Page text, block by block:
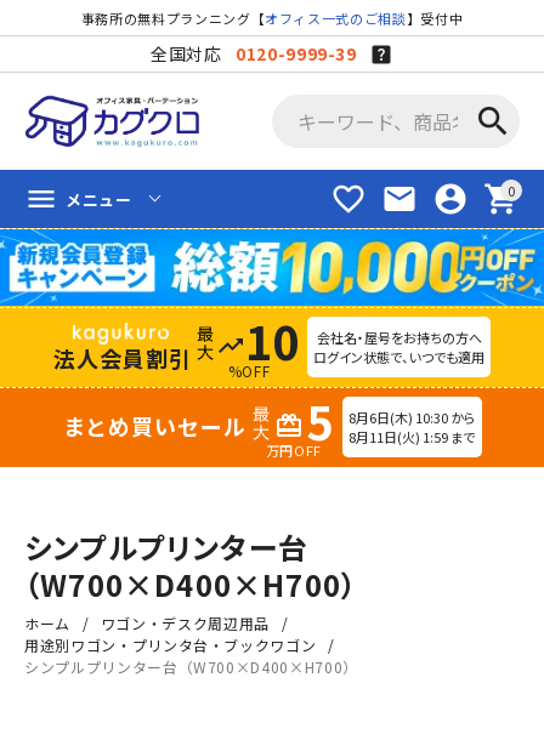
事務所の無料プランニング【オフィス一式のご相談】受付中
全国対応 0120-9999-39
search
favorite_border mail account_circle shopping_cart
menu メニュー
法人会員割引 trending_up 10
%OFF
会社名・屋号をお持ちの方へ
ログイン状態で、いつでも適用
まとめ買いセール redeem 5
万円OFF
8月6日(木) 10:30 から
8月11日(火) 1:59 まで
シンプルプリンター台
（W700×D400×H700）
ホーム
ワゴン・デスク周辺用品
用途別ワゴン・プリンタ台・ブックワゴン
シンプルプリンター台（W700×D400×H700）